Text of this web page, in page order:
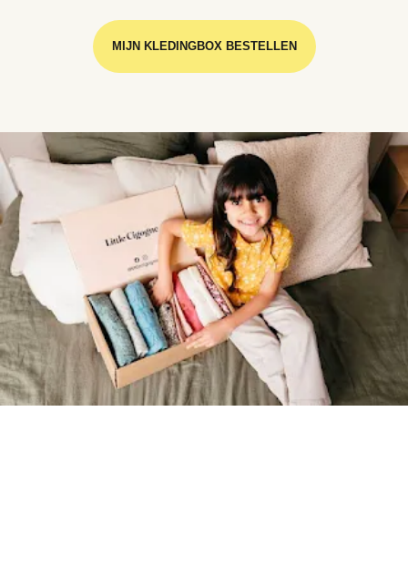
MIJN KLEDINGBOX BESTELLEN